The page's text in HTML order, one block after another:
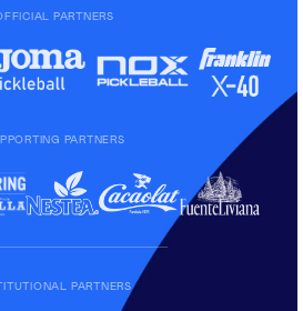
PARTNERS
PARTNERS
PARTNERS